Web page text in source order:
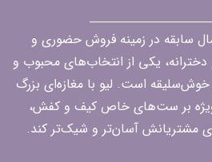
لیو با بیش از ۶ سال سابقه در زمینه فروش حضوری و
یکی از انتخاب‌های محبوب و
خوش‌سلیقه است. لیو با مغازه‌ای بزرگ
ویژه بر ست‌های خاص کیف و کفش،
مشتریانش آسان‌تر و شیک‌تر کند.